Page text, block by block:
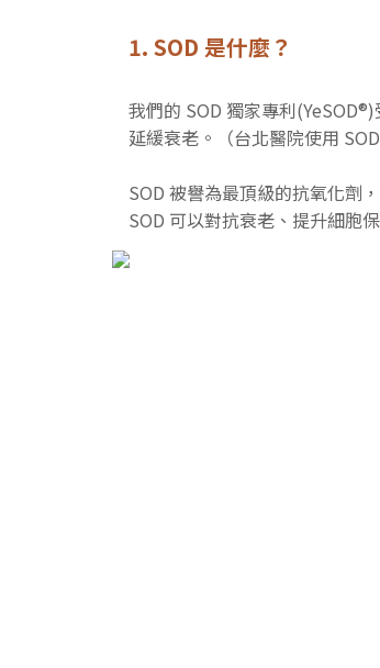
1. SOD 是什麼？
我們的 SOD 獨家專利
延緩衰老。（台北醫院使用
SOD 被譽為最頂級的抗氧化劑
SOD 可以對抗衰老、提升細胞